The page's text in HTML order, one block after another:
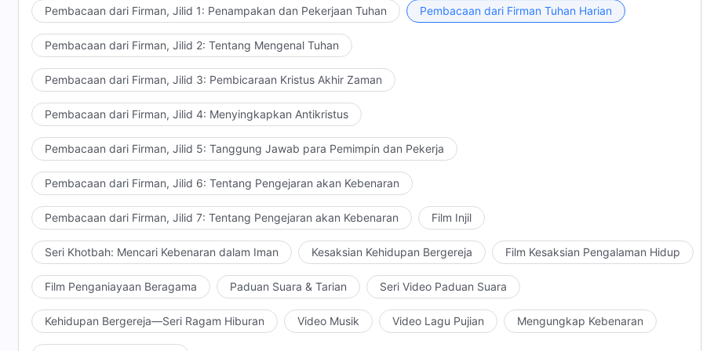
Yesus tidak akan mengakui orang percaya palsu sepertimu yang tidak setia pada kebenaran dan hanya
mencari berkat. Sebaliknya, Dia tidak akan menunjukkan belas kasihan saat melemparkanmu ke dalam lautan
api untuk dibakar selama puluhan ribu tahun lamanya.
Pembacaan dari Firman, Jilid 1: Penampakan dan Pekerjaan Tuhan Pembacaan dari Firman Tuhan Harian
Pembacaan dari Firman, Jilid 2: Tentang Mengenal Tuhan
Pembacaan dari Firman, Jilid 3: Pembicaraan Kristus Akhir Zaman
Pembacaan dari Firman, Jilid 4: Menyingkapkan Antikristus
Pembacaan dari Firman, Jilid 5: Tanggung Jawab para Pemimpin dan Pekerja
Pembacaan dari Firman, Jilid 6: Tentang Pengejaran akan Kebenaran
Pembacaan dari Firman, Jilid 7: Tentang Pengejaran akan Kebenaran Film Injil
Seri Khotbah: Mencari Kebenaran dalam Iman Kesaksian Kehidupan Bergereja Film Kesaksian Pengalaman Hidup
Film Penganiayaan Beragama Paduan Suara & Tarian Seri Video Paduan Suara
Kehidupan Bergereja—Seri Ragam Hiburan Video Musik Video Lagu Pujian Mengungkap Kebenaran